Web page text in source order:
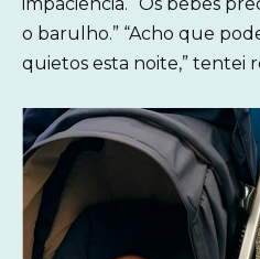
o barulho.” “Acho que
quietos esta noite,” tentei